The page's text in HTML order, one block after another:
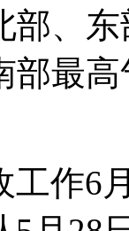
部、
部最
工作6